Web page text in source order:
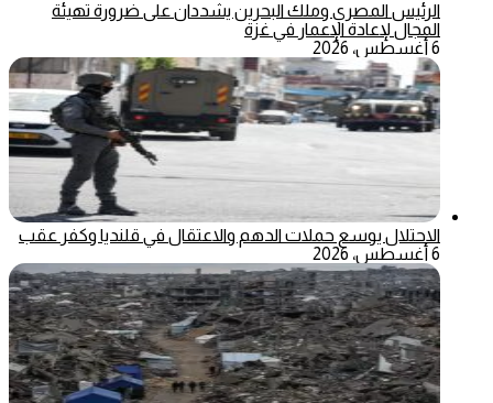
الرئيس المصري وملك البحرين يشددان على ضرورة تهيئة
المجال لإعادة الإعمار في غزة
6 أغسطس، 2026
الاحتلال يوسع حملات الدهم والاعتقال في قلنديا وكفر عقب
6 أغسطس، 2026